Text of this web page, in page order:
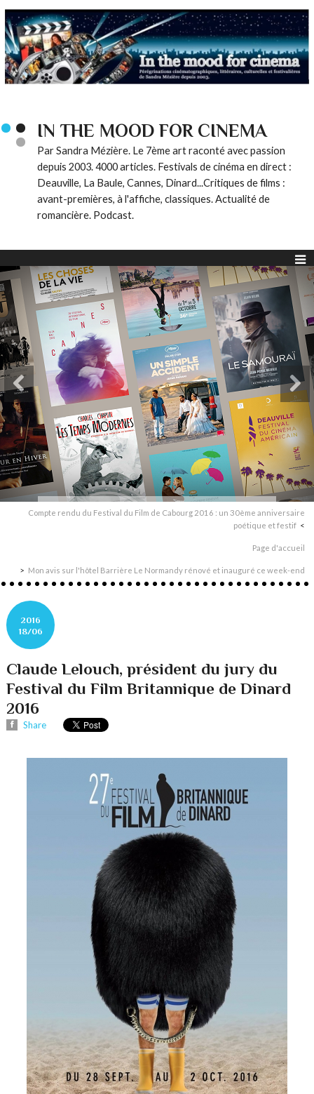
IN THE MOOD FOR CINEMA
Par Sandra Mézière. Le 7ème art raconté avec passion
depuis 2003. 4000 articles. Festivals de cinéma en direct :
Deauville, La Baule, Cannes, Dinard...Critiques de films :
avant-premières, à l'affiche, classiques. Actualité de
romancière. Podcast.
Compte rendu du Festival du Film de Cabourg 2016 : un 30ème anniversaire
poétique et festif
Page d'accueil
Mon avis sur l'hôtel Barrière Le Normandy rénové et inauguré ce week-end
2016
18/06
Claude Lelouch, président du jury du
Festival du Film Britannique de Dinard
2016
Share